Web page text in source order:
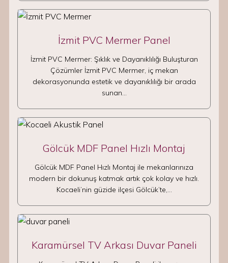
İzmit PVC Mermer Panel
İzmit PVC Mermer: Şıklık ve Dayanıklılığı Buluşturan
Çözümler İzmit PVC Mermer, iç mekan
dekorasyonunda estetik ve dayanıklılığı bir arada
sunan…
Gölcük MDF Panel Hızlı Montaj
Gölcük MDF Panel Hızlı Montaj ile mekanlarınıza
modern bir dokunuş katmak artık çok kolay ve hızlı.
Kocaeli’nin güzide ilçesi Gölcük’te,…
Karamürsel TV Arkası Duvar Paneli